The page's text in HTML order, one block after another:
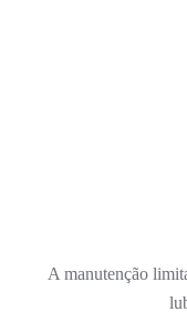
A manutenção